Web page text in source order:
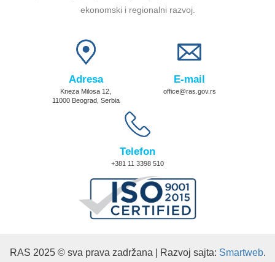
ekonomski i regionalni razvoj.
Adresa
Kneza Milosa 12,
11000 Beograd, Serbia
E-mail
office@ras.gov.rs
Telefon
+381 11 3398 510
RAS 2025 © sva prava zadržana | Razvoj sajta: Smartweb.